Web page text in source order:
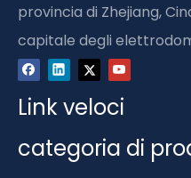
provincia di Zhejiang,
capitale degli
Link veloci
categoria di